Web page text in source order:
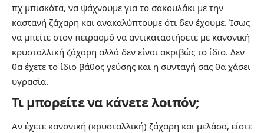
πχ μπισκότα, να ψάχνουμε για το σακουλάκι με την
καστανή ζάχαρη και ανακαλύπτουμε ότι δεν έχουμε. Ίσως
να μπείτε στον πειρασμό να αντικαταστήσετε με κανονική
κρυσταλλική ζάχαρη αλλά δεν είναι ακριβώς το ίδιο. Δεν
θα έχετε το ίδιο βάθος γεύσης και η συνταγή σας θα χάσει
υγρασία.
Τι μπορείτε να κάνετε λοιπόν;
Αν έχετε κανονική (κρυσταλλική) ζάχαρη και μελάσα, είστε